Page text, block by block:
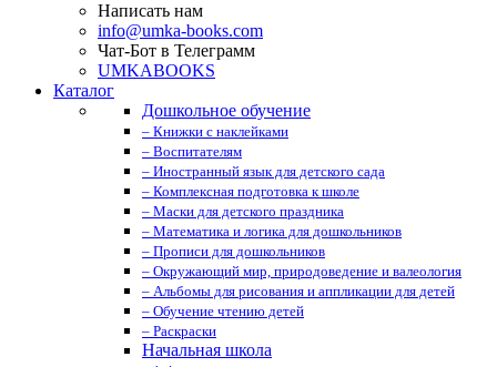
Написать нам
info@umka-books.com
Чат-Бот в Телеграмм
UMKABOOKS
Каталог
Дошкольное обучение
– Книжки с наклейками
– Воспитателям
– Иностранный язык для детского сада
– Комплексная подготовка к школе
– Маски для детского праздника
– Математика и логика для дошкольников
– Прописи для дошкольников
– Окружающий мир, природоведение и валеология
– Альбомы для рисования и аппликации для детей
– Обучение чтению детей
– Раскраски
Начальная школа